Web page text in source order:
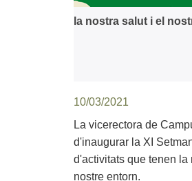
la nostra salut i el
10/03/2021
La vicerectora de
d'inaugurar la XI
d'activitats que tenen la
nostre entorn.